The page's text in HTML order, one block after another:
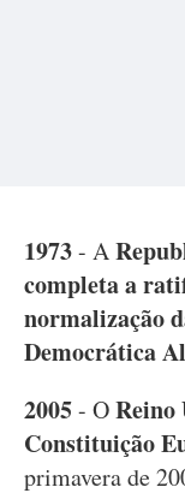
1973- A
completa a
normalização
Democrática
2005- OReino
Constituição
primavera de